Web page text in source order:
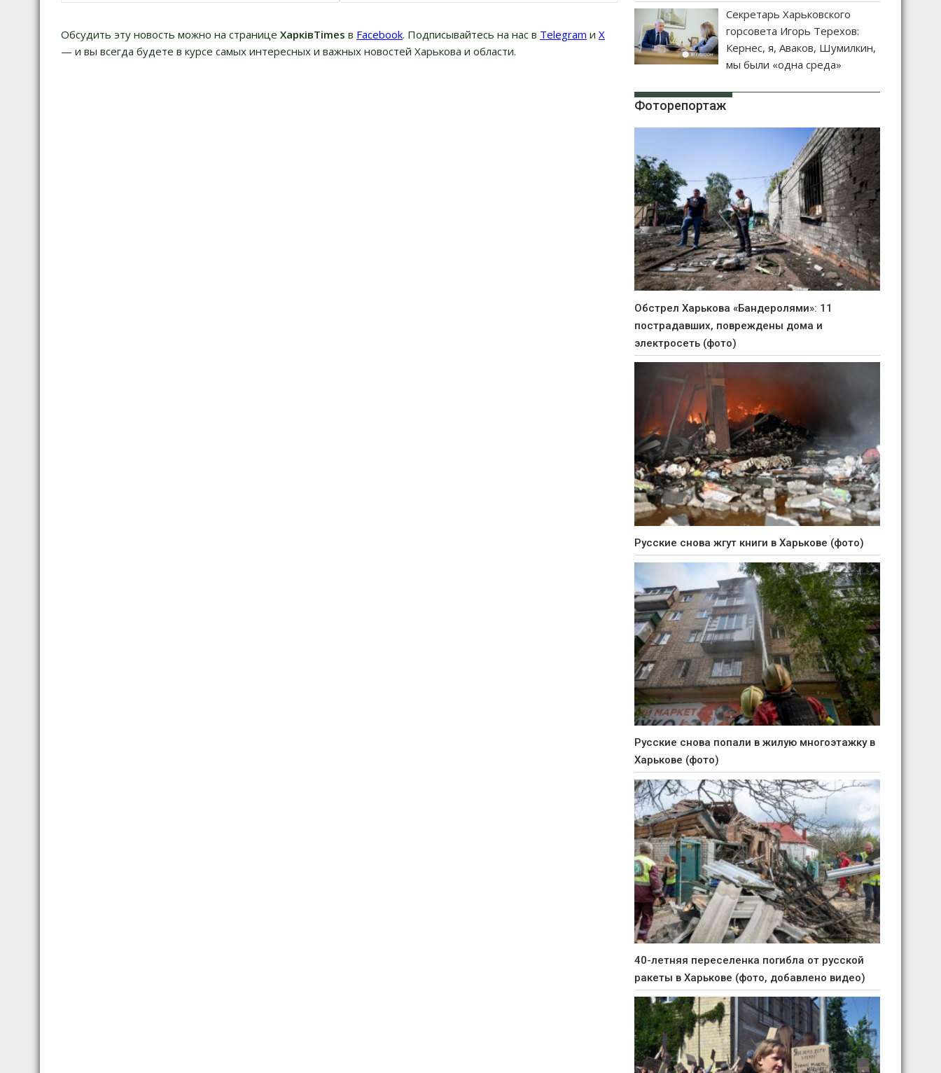
записям
Обсудить эту новость можно на странице ХарківTimes в Facebook. Подписывайтесь на нас в Telegram и Х
— и вы всегда будете в курсе самых интересных и важных новостей Харькова и области.
Секретарь Харьковского
горсовета Игорь Терехов:
Кернес, я, Аваков, Шумилкин,
мы были «одна среда»
Фоторепортаж
Обстрел Харькова «Бандеролями»: 11
пострадавших, повреждены дома и
электросеть (фото)
Русские снова жгут книги в Харькове (фото)
Русские снова попали в жилую многоэтажку в
Харькове (фото)
40-летняя переселенка погибла от русской
ракеты в Харькове (фото, добавлено видео)